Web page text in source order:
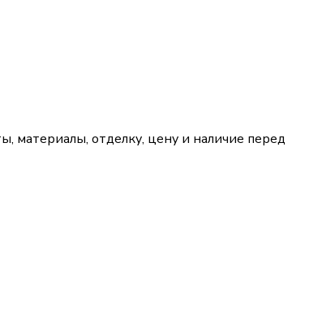
материалы, отделку, цену и наличие перед